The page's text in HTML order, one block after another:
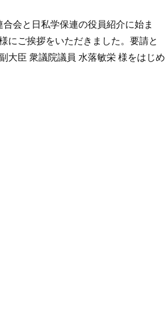
会と日私学保連の役員紹介に始ま
にご挨拶をいただきました。要請と
臣 衆議院議員 水落敏栄 様をはじめ